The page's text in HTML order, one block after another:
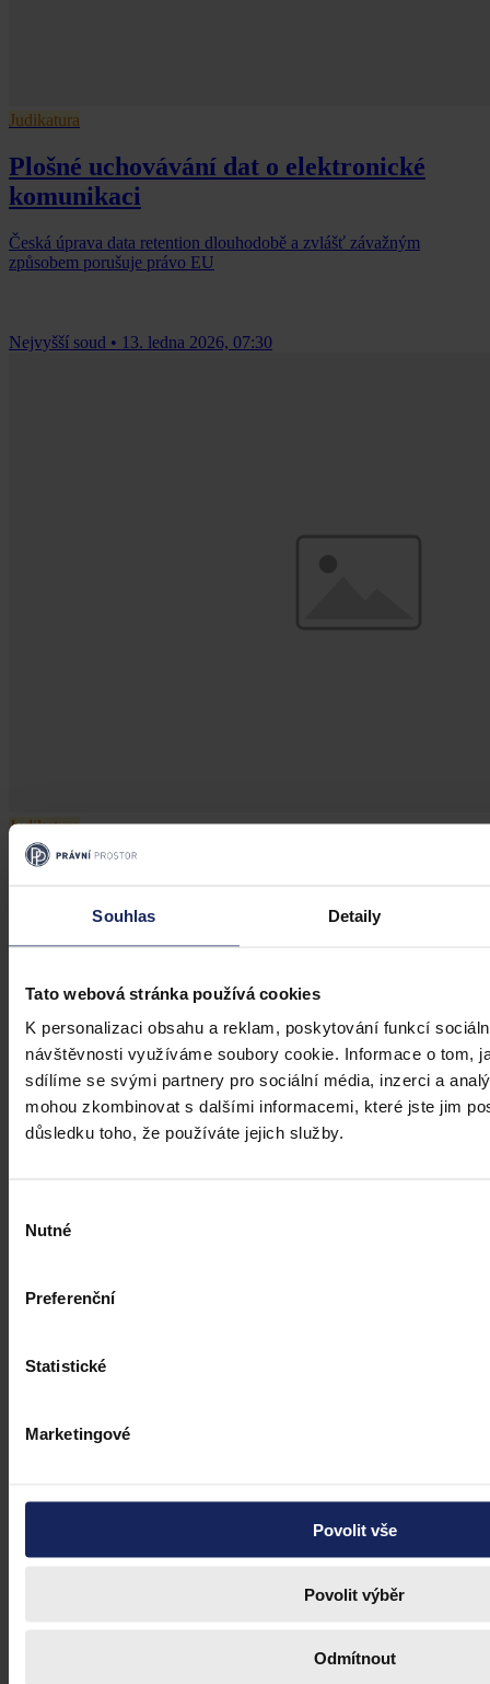
Souhlas Detaily
Tato webová stránka používá cookies
K personalizaci obsahu a reklam, poskytování funkcí
návštěvnosti využíváme soubory cookie. Informace o tom,
sdílíme se svými partnery pro sociální média, inzerci a
mohou zkombinovat s dalšími informacemi, které jste jim
důsledku toho, že používáte jejich služby.
souhlasu
Nutné
Preferenční
Statistické
Marketingové
Povolit vše
Povolit výběr
Odmítnout
Judikatura
Plošné uchovávání dat o elektronické
komunikaci
Česká úprava data retention dlouhodobě a zvlášť závažným
způsobem porušuje právo EU
Nejvyšší soud • 13. ledna 2026, 07:30
Judikatura
Falešný inzerát na sexuální služby
Provozovatel on-line tržiště musí před zveřejněním inzerátů
Soudní dvůr Evropské unie 2. prosince 2025, 13:25
Judikatura
Uznávání homosexuálních manželství
Členský stát je povinen uznat manželství dvou občanů Unie